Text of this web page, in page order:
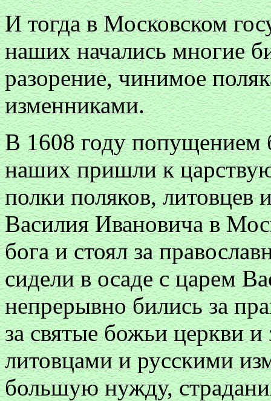
И тогда в Московском
наших начались многие
разорение, чинимое
изменниками.
В 1608 году попущением
наших пришли к
полки поляков, литовцев
Василия Ивановича в
бога и стоял за
сидели в осаде с царем
непрерывно бились за
за святые божьи церкви и
литовцами и русскими
большую нужду,